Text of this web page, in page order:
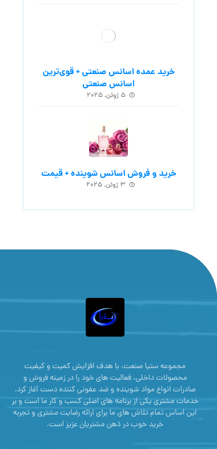
خرید عمده اسانس صنعتی + قوی‌ترین
اسانس‌ صنعتی
۵ ژوئن, ۲۰۲۵
خرید و فروش اسانس شوینده + قیمت
۳ ژوئن, ۲۰۲۵
مجموعه ستیا صنعت، با هدف افزایش کمیت و کیفیت
محصولات داخلی، فعالیت های خود را در زمینه فروش و
صادرات انواع مواد شوینده و ضد عفونی کننده دست آغاز کرد.
خدمات مشتری یکی از برنامه های اصلی کسب و کار ما است و بر
این اساس تمام تلاش های ما برای ارائه رضایت مشتری و تجربه
خرید خوب در ذهن مشتریان عزیز است.